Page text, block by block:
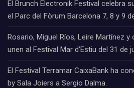
El Brunch Electronik Festival celebra
el Parc del Fòrum Barcelona 7, 8 y 9
Rosario, Miguel Ríos, Leire Martínez
unen al Festival Mar d’Estiu del 31 de
El Festival Terramar CaixaBank ha
by Sala Joiers a Sergio Dalma.